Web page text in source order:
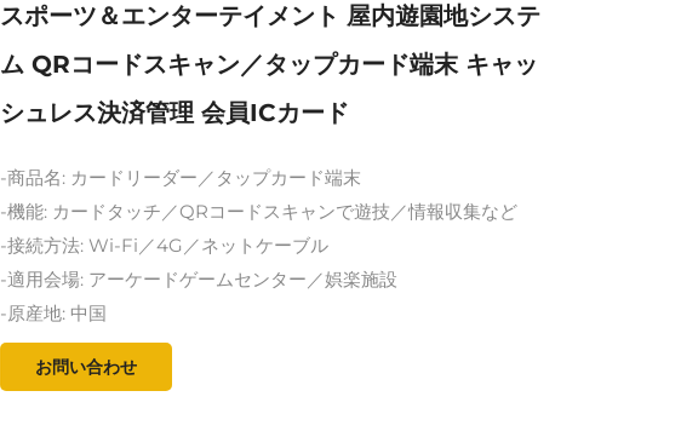
スポーツ＆エンターテイメント 屋内遊園地システ
ム QRコードスキャン／タップカード端末 キャッ
シュレス決済管理 会員ICカード
-商品名: カードリーダー／タップカード端末
-機能: カードタッチ／QRコードスキャンで遊技／情報収集など
-接続方法: Wi-Fi／4G／ネットケーブル
-適用会場: アーケードゲームセンター／娯楽施設
-原産地: 中国
お問い合わせ